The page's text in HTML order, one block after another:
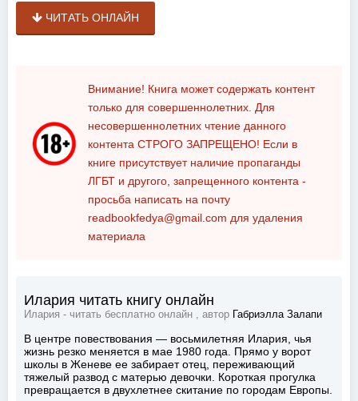
ЧИТАТЬ ОНЛАЙН
Внимание! Книга может содержать контент
только для совершеннолетних. Для
несовершеннолетних чтение данного
контента СТРОГО ЗАПРЕЩЕНО! Если в
книге присутствует наличие пропаганды
ЛГБТ и другого, запрещенного контента -
просьба написать на почту
readbookfedya@gmail.com для удаления
материала
Илария читать книгу онлайн
Илария - читать бесплатно онлайн , автор Габриэлла Залапи
В центре повествования — восьмилетняя Илария, чья
жизнь резко меняется в мае 1980 года. Прямо у ворот
школы в Женеве ее забирает отец, переживающий
тяжелый развод с матерью девочки. Короткая прогулка
превращается в двухлетнее скитание по городам Европы.